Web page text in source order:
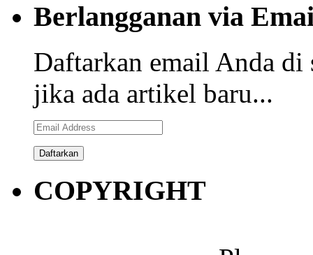
Berlangganan via
Daftarkan email Anda
jika ada artikel baru...
Email
Address
COPYRIGHT